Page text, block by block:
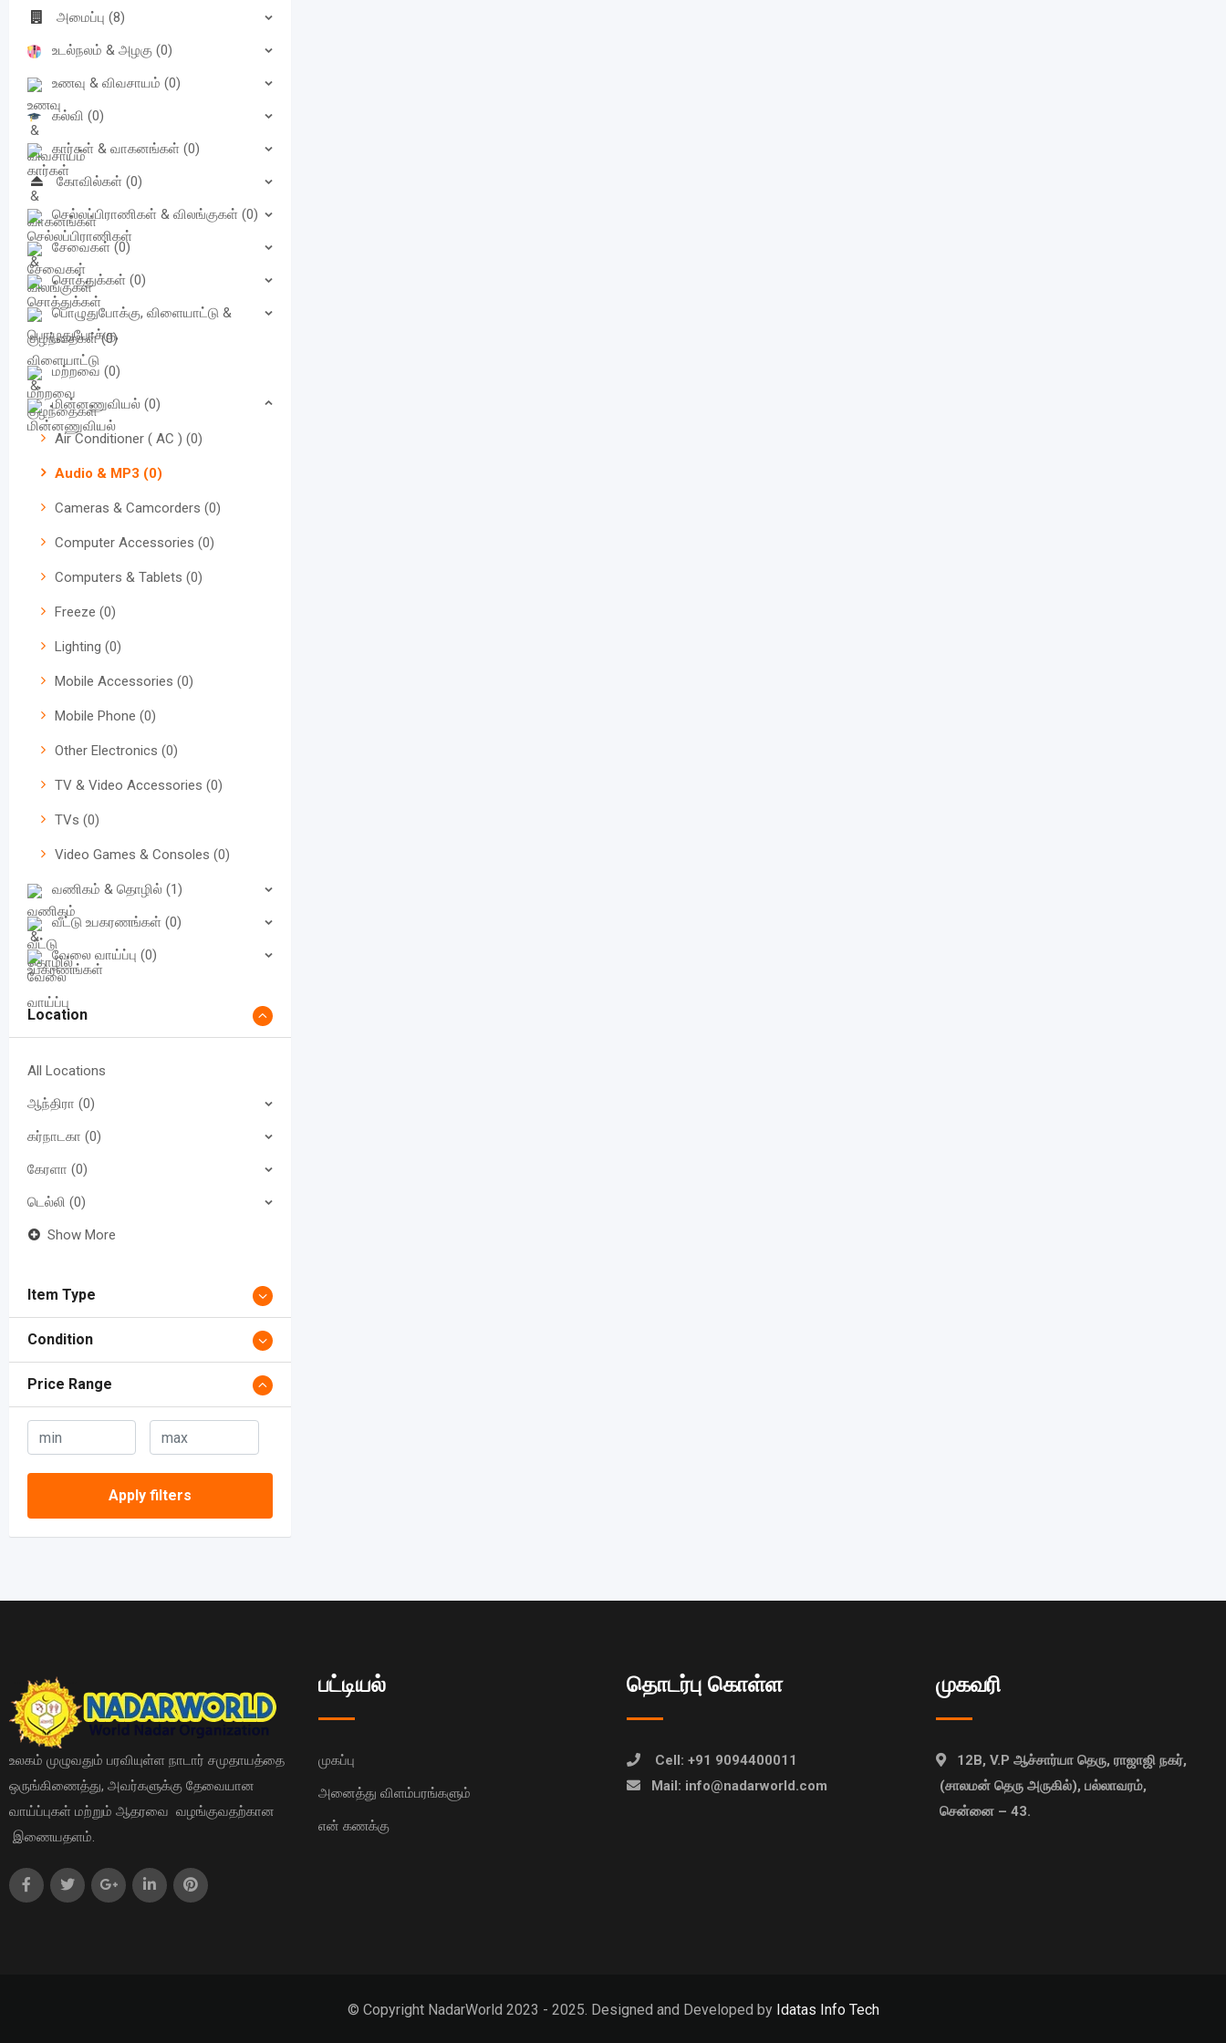
அமைப்பு (8)
உடல்நலம் & அழகு (0)
உணவு & விவசாயம் (0)
கல்வி (0)
கார்கள் & வாகனங்கள் (0)
கோவில்கள் (0)
செல்லப்பிராணிகள் & விலங்குகள் (0)
சேவைகள் (0)
சொத்துக்கள் (0)
பொழுதுபோக்கு, விளையாட்டு &
குழந்தைகள்(0)
மற்றவை (0)
மின்னணுவியல் (0)
Air Conditioner ( AC ) (0)
Audio & MP3 (0)
Cameras & Camcorders (0)
Computer Accessories (0)
Computers & Tablets (0)
Freeze (0)
Lighting (0)
Mobile Accessories (0)
Mobile Phone (0)
Other Electronics (0)
TV & Video Accessories (0)
TVs (0)
Video Games & Consoles (0)
வணிகம் & தொழில் (1)
வீட்டு உபகரணங்கள் (0)
வேலை வாய்ப்பு (0)
Location
All Locations
ஆந்திரா (0)
கர்நாடகா (0)
கேரளா (0)
டெல்லி (0)
Show More
Item Type
Condition
Price Range
Apply filters
உலகம் முழுவதும் பரவியுள்ள நாடார் சமுதாயத்தை
ஒருங்கிணைத்து, அவர்களுக்கு தேவையான
வாய்ப்புகள் மற்றும் ஆதரவை வழங்குவதற்கான
இணையதளம்.
பட்டியல்
முகப்பு
அனைத்து விளம்பரங்களும்
என் கணக்கு
தொடர்பு கொள்ள
Cell: +91 9094400011
Mail: info@nadarworld.com
முகவரி
12B, V.P ஆச்சார்யா தெரு, ராஜாஜி நகர்,
(சாலமன் தெரு அருகில்), பல்லாவரம்,
சென்னை – 43.
© Copyright NadarWorld 2023 - 2025. Designed and Developed by Idatas Info Tech